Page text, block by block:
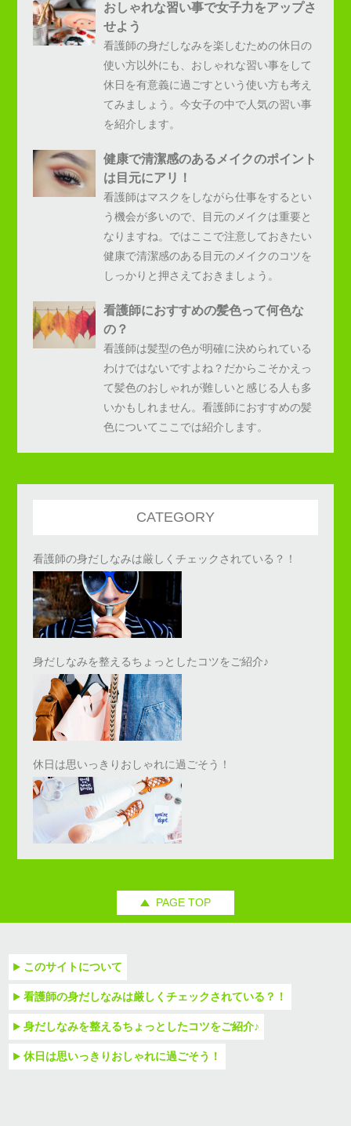
おしゃれな習い事で女子力をアップさ
せよう
看護師の身だしなみを楽しむための休日の
使い方以外にも、おしゃれな習い事をして
休日を有意義に過ごすという使い方も考え
てみましょう。今女子の中で人気の習い事
を紹介します。
健康で清潔感のあるメイクのポイント
は目元にアリ！
看護師はマスクをしながら仕事をするとい
う機会が多いので、目元のメイクは重要と
なりますね。ではここで注意しておきたい
健康で清潔感のある目元のメイクのコツを
しっかりと押さえておきましょう。
看護師におすすめの髪色って何色な
の？
看護師は髪型の色が明確に決められている
わけではないですよね？だからこそかえっ
て髪色のおしゃれが難しいと感じる人も多
いかもしれません。看護師におすすめの髪
色についてここでは紹介します。
CATEGORY
看護師の身だしなみは厳しくチェックされている？！
身だしなみを整えるちょっとしたコツをご紹介♪
休日は思いっきりおしゃれに過ごそう！
PAGE TOP
このサイトについて
看護師の身だしなみは厳しくチェックされている？！
身だしなみを整えるちょっとしたコツをご紹介♪
休日は思いっきりおしゃれに過ごそう！